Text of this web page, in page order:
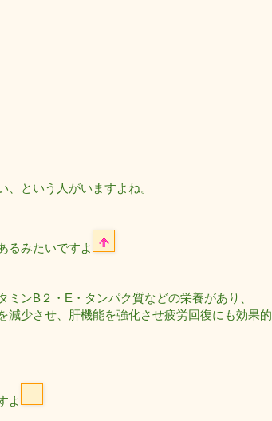
という人がいますよね。
るみたいですよ
ンB２・E・タンパク質などの栄養があり、
減少させ、肝機能を強化させ疲労回復にも効果的
よ